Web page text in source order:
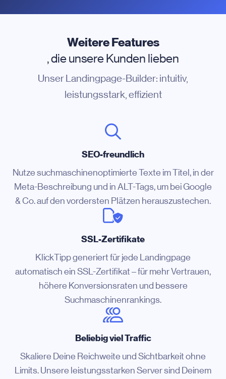
Weitere Features
, die unsere Kunden lieben
Unser Landingpage-Builder: intuitiv,
leistungsstark, effizient
SEO-freundlich
Nutze suchmaschinenoptimierte Texte im Titel, in der
Meta-Beschreibung und in ALT-Tags, um bei Google
& Co. auf den vordersten Plätzen herauszustechen.
SSL-Zertifikate
KlickTipp generiert für jede Landingpage
automatisch ein SSL-Zertifikat – für mehr Vertrauen,
höhere Konversionsraten und bessere
Suchmaschinenrankings.
Beliebig viel Traffic
Skaliere Deine Reichweite und Sichtbarkeit ohne
Limits. Unsere leistungsstarken Server sind Deinem